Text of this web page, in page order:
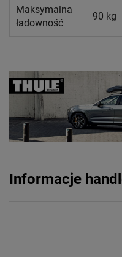
Maksymalna
ładowność
90 kg
Informacje